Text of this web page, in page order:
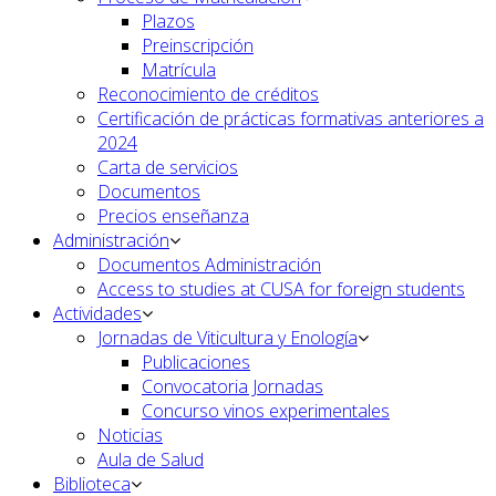
Plazos
Preinscripción
Matrícula
Reconocimiento de créditos
Certificación de prácticas formativas anteriores a
2024
Carta de servicios
Documentos
Precios enseñanza
Administración
Documentos Administración
Access to studies at CUSA for foreign students
Actividades
Jornadas de Viticultura y Enología
Publicaciones
Convocatoria Jornadas
Concurso vinos experimentales
Noticias
Aula de Salud
Biblioteca